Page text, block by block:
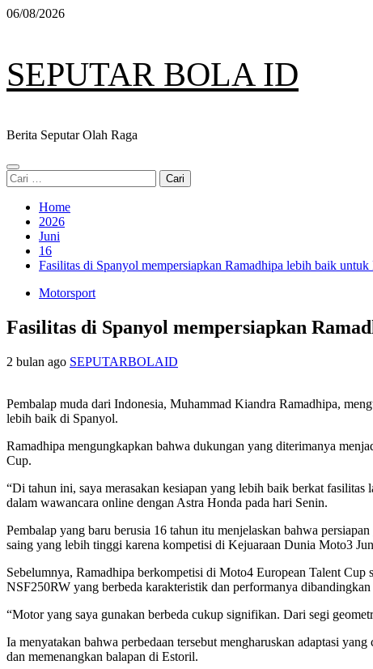
Skip
06/08/2026
SEPUTAR BOLA ID
Berita Seputar Olah Raga
Primary
Menu
Cari
untuk:
Home
2026
Juni
16
Fasilitas di Spanyol mempersiapkan Ramadhipa lebih baik
Motorsport
Fasilitas di Spanyol mempersiapkan
2 bulan ago SEPUTARBOLAID
Pembalap muda dari Indonesia, Muhammad Kiandra Ramadhipa,
lebih baik di Spanyol.
Ramadhipa mengungkapkan bahwa dukungan yang diterimanya
Cup.
“Di tahun ini, saya merasakan kesiapan yang lebih baik berkat
dalam wawancara online dengan Astra Honda pada hari Senin.
Pembalap yang baru berusia 16 tahun itu menjelaskan bahwa
saing yang lebih tinggi karena kompetisi di Kejuaraan Dunia Moto3
Sebelumnya, Ramadhipa berkompetisi di Moto4 European Talent
NSF250RW yang berbeda karakteristik dan performanya
“Motor yang saya gunakan berbeda cukup signifikan. Dari segi
Ia menyatakan bahwa perbedaan tersebut mengharuskan adaptasi
dan memenangkan balapan di Estoril.